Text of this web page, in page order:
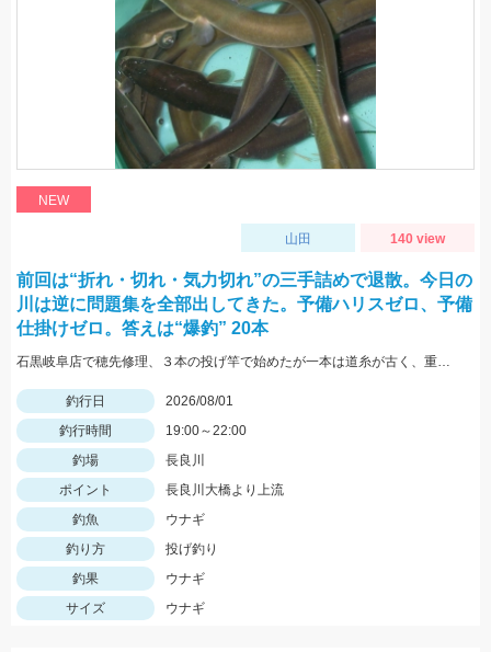
NEW
山田 140 view
前回は“折れ・切れ・気力切れ”の三手詰めで退散。今日の
川は逆に問題集を全部出してきた。予備ハリスゼロ、予備
仕掛けゼロ。答えは“爆釣” 20本
石黒岐阜店で穂先修理、３本の投げ竿で始めたが一本は道糸が古く、重りを付けて投げると切れてしまい使用できず、２本でやったが仕掛けを投げると同じ調子で鈴がなり中〜良型が釣れる休むこともできず終了後に数えたら答えは20本
釣行日
2026/08/01
釣行時間
19:00～22:00
釣場
長良川
ポイント
長良川大橋より上流
釣魚
ウナギ
釣り方
投げ釣り
釣果
ウナギ
サイズ
ウナギ